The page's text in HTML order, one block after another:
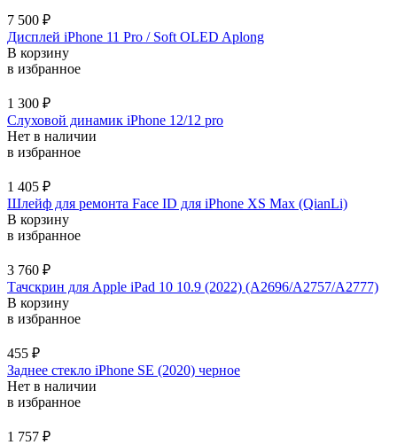
7 500 ₽
Дисплей iPhone 11 Pro / Soft OLED Aplong
В корзину
в избранное
1 300 ₽
Слуховой динамик iPhone 12/12 pro
Нет в наличии
в избранное
1 405 ₽
Шлейф для ремонта Face ID для iPhone XS Max (QianLi)
В корзину
в избранное
3 760 ₽
Тачскрин для Apple iPad 10 10.9 (2022) (A2696/A2757/A2777)
В корзину
в избранное
455 ₽
Заднее стекло iPhone SE (2020) черное
Нет в наличии
в избранное
1 757 ₽